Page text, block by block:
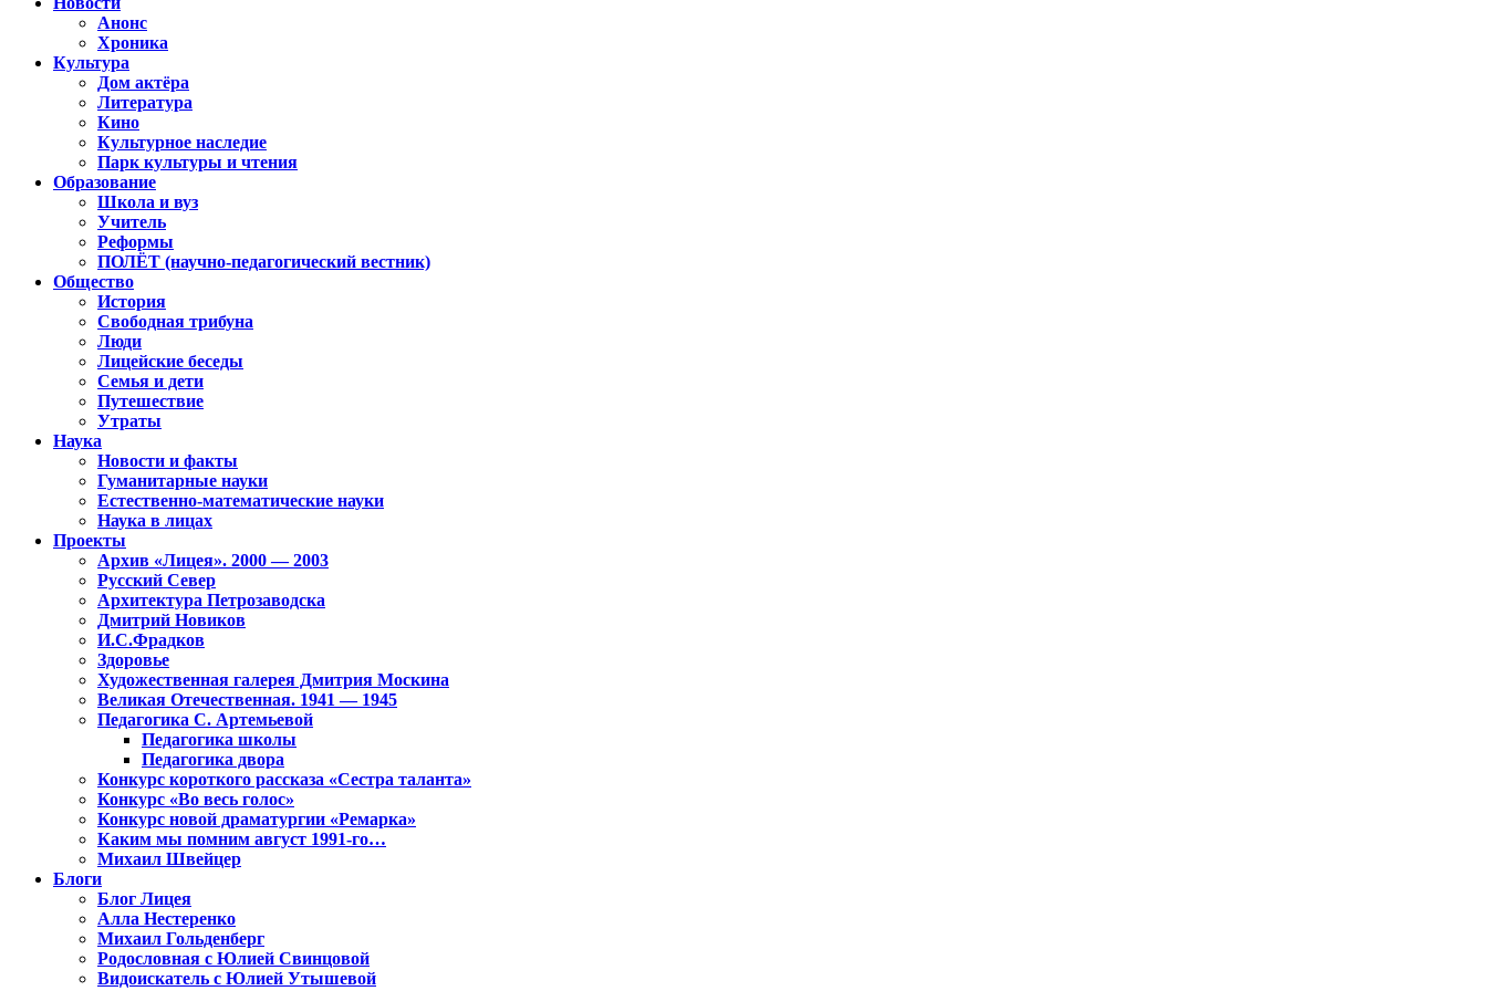
Анонс
Хроника
Культура
Дом актёра
Литература
Кино
Культурное наследие
Парк культуры и чтения
Образование
Школа и вуз
Учитель
Реформы
ПОЛЁТ (научно-педагогический вестник)
Общество
История
Свободная трибуна
Люди
Лицейские беседы
Семья и дети
Путешествие
Утраты
Наука
Новости и факты
Гуманитарные науки
Естественно-математические науки
Наука в лицах
Проекты
Архив «Лицея». 2000 — 2003
Русский Север
Архитектура Петрозаводска
Дмитрий Новиков
И.С.Фрадков
Здоровье
Художественная галерея Дмитрия Москина
Великая Отечественная. 1941 — 1945
Педагогика С. Артемьевой
Педагогика школы
Педагогика двора
Конкурс короткого рассказа «Сестра таланта»
Конкурс «Во весь голос»
Конкурс новой драматургии «Ремарка»
Каким мы помним август 1991-го…
Михаил Швейцер
Блоги
Блог Лицея
Алла Нестеренко
Михаил Гольденберг
Родословная с Юлией Свинцовой
Видоискатель с Юлией Утышевой